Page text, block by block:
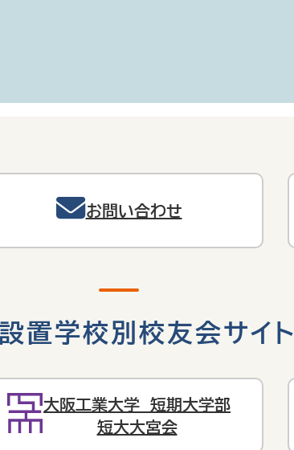
お問い合わせ
置学校別校友会サイト
大阪工業大学 短期大学部
短大大宮会